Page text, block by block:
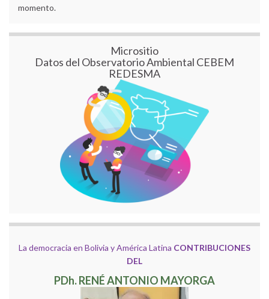
momento.
Micrositio
Datos del Observatorio Ambiental CEBEM
REDESMA
La democracia en Bolivia y América Latina CONTRIBUCIONES
DEL
PDh. RENÉ ANTONIO MAYORGA